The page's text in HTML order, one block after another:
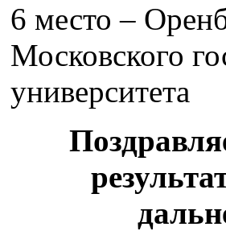
6 место –
Московского
университета